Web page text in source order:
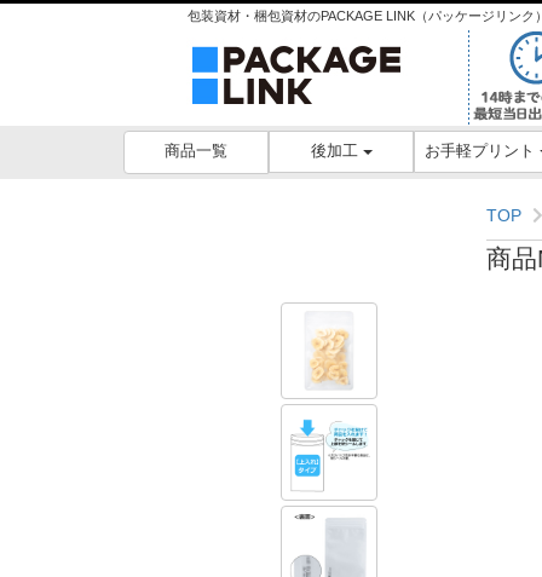
包装資材・梱包資材のPACKAGE LINK（パッケージリン
商品一覧 後加工 お手軽プリント
TOP
商